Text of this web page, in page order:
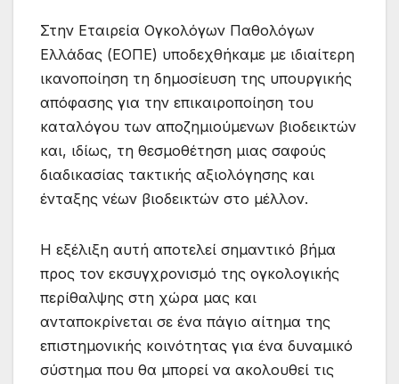
Στην Εταιρεία Ογκολόγων Παθολόγων
Ελλάδας (ΕΟΠΕ) υποδεχθήκαμε με ιδιαίτερη
ικανοποίηση τη δημοσίευση της υπουργικής
απόφασης για την επικαιροποίηση του
καταλόγου των αποζημιούμενων βιοδεικτών
και, ιδίως, τη θεσμοθέτηση μιας σαφούς
διαδικασίας τακτικής αξιολόγησης και
ένταξης νέων βιοδεικτών στο μέλλον.
Η εξέλιξη αυτή αποτελεί σημαντικό βήμα
προς τον εκσυγχρονισμό της ογκολογικής
περίθαλψης στη χώρα μας και
ανταποκρίνεται σε ένα πάγιο αίτημα της
επιστημονικής κοινότητας για ένα δυναμικό
σύστημα που θα μπορεί να ακολουθεί τις